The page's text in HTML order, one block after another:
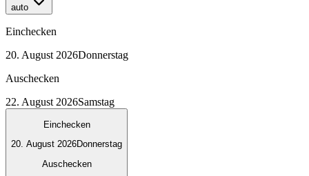
auto
Einchecken
20. August 2026Donnerstag
Auschecken
22. August 2026Samstag
Einchecken
20. August 2026Donnerstag
Auschecken